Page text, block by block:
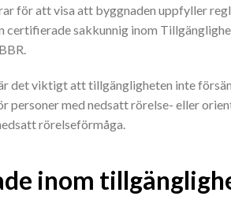
för att visa att byggnaden uppfyller
sakkunnig inom
det viktigt att tillgängligheten inte
personer med nedsatt rörelse- eller
rörelseförmåga.
inom